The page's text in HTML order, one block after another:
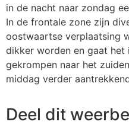
in de nacht naar zondag
In de frontale zone zijn
oostwaartse verplaatsing
dikker worden en gaat het
gekrompen naar het
middag verder
Deel dit